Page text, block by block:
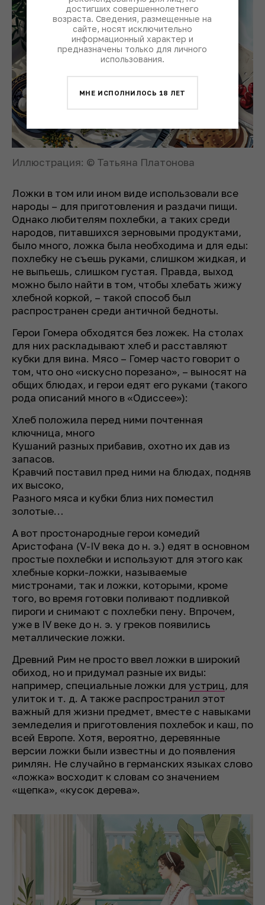
Иллюстрация: © Татьяна Платонова
Ложки в том или ином виде использовали все
народы – для приготовления и раздачи пищи.
Однако любителям похлебки, а таких среди
народов, питавшихся зерновыми продуктами,
было много, ложка была необходима и для еды:
похлебку не съешь руками, слишком жидкая, и
не выпьешь, слишком густая. Правда, выход
можно было найти в том, чтобы хлебать жижу
хлебной коркой, – такой способ был
распространен среди античной бедноты.
Герои Гомера обходятся без ложек. На столах
для них раскладывают хлеб и расставляют
кубки для вина. Мясо – Гомер часто говорит о
том, что оно «искусно порезано», – выносят на
общих блюдах, и герои едят его руками (такого
рода описаний много в «Одиссее»):
Хлеб положила перед ними почтенная
ключница, много
Кушаний разных прибавив, охотно их дав из
запасов.
Кравчий поставил пред ними на блюдах, подняв
их высоко,
Разного мяса и кубки близ них поместил
золотые…
А вот простонародные герои комедий
Аристофана (V-IV века до н. э.) едят в основном
простые похлебки и используют для этого как
хлебные корки-ложки, называемые
мистронами, так и ложки, которыми, кроме
того, во время готовки поливают подливкой
пироги и снимают с похлебки пену. Впрочем,
уже в IV веке до н. э. у греков появились
металлические ложки.
Древний Рим не просто ввел ложки в широкий
обиход, но и придумал разные их виды:
например, специальные ложки для устриц, для
улиток и т. д. А также распространил этот
важный для жизни предмет, вместе с навыками
земледелия и приготовления похлебок и каш, по
всей Европе. Хотя, вероятно, деревянные
версии ложки были известны и до появления
римлян. Не случайно в германских языках слово
«ложка» восходит к словам со значением
«щепка», «кусок дерева».
достигших совершеннолетнего
возраста. Сведения, размещенные на
сайте, носят исключительно
информационный характер и
предназначены только для личного
использования.
МНЕ ИСПОЛНИЛОСЬ 18 ЛЕТ